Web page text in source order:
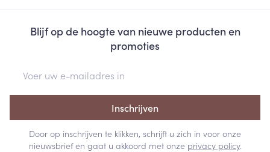
Blijf op de hoogte van nieuwe producten en
promoties
Inschrijven
Door op inschrijven te klikken, schrijft u zich in voor onze
nieuwsbrief en gaat u akkoord met onze privacy policy.